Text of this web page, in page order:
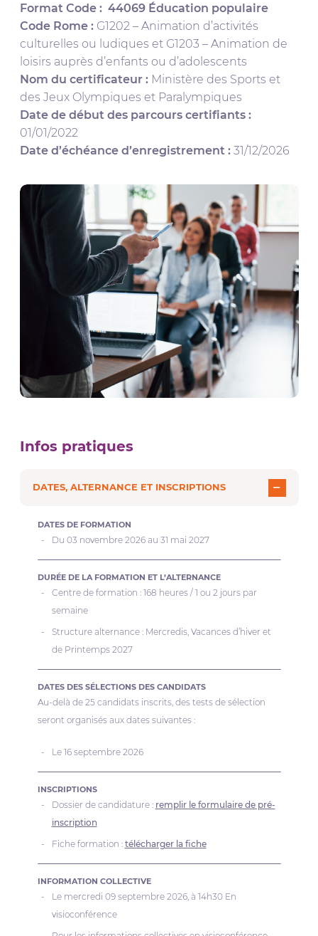
Format Code : 44069Éducation populaire
Code Rome : G1202 – Animation d’activités
culturelles ou ludiques et G1203 – Animation de
loisirs auprès d’enfants ou d’adolescents
Nom du certificateur :Ministère des Sports et
des Jeux Olympiques et Paralympiques
Date de début des parcours certifiants :
01/01/2022
Date d’échéance d’enregistrement :31/12/2026
Infos pratiques
DATES, ALTERNANCE ET INSCRIPTIONS
DATES DE FORMATION
Du 03 novembre 2026 au 31 mai 2027
DURÉE DE LA FORMATION ET L’ALTERNANCE
Centre de formation : 168 heures / 1 ou 2 jours par
semaine
Structure alternance : Mercredis, Vacances d’hiver et
de Printemps 2027
DATES DES SÉLECTIONS DES CANDIDATS
Au-delà de 25 candidats inscrits, des tests de sélection
seront organisés aux dates suivantes :
Le 16 septembre 2026
INSCRIPTIONS
Dossier de candidature : remplir le formulaire de pré-
inscription
Fiche formation : télécharger la fiche
INFORMATION COLLECTIVE
Le mercredi 09 septembre 2026, à 14h30 En
visioconférence